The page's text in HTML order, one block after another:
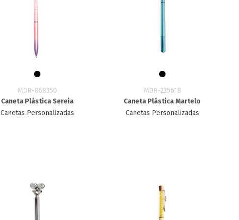
MDR-868350
Caneta Plástica Sereia
Canetas Personalizadas
MDR-235618
Caneta Plástica Martelo
Canetas Personalizadas